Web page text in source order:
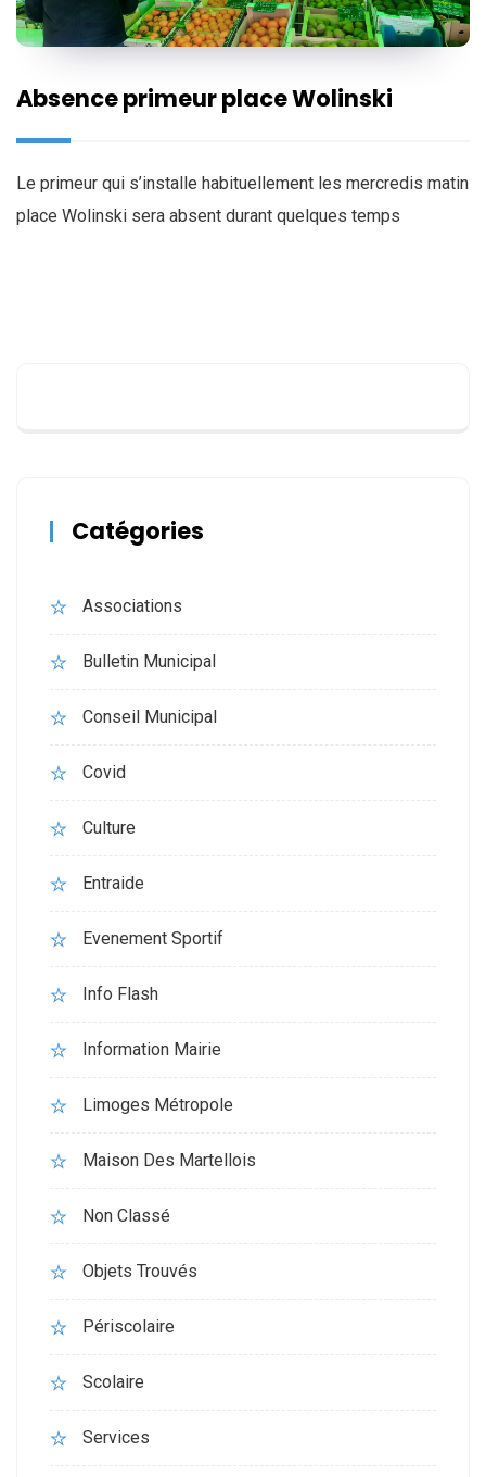
Absence primeur place Wolinski
Le primeur qui s’installe habituellement les mercredis matin
place Wolinski sera absent durant quelques temps
Catégories
Associations
Bulletin Municipal
Conseil Municipal
Covid
Culture
Entraide
Evenement Sportif
Info Flash
Information Mairie
Limoges Métropole
Maison Des Martellois
Non Classé
Objets Trouvés
Périscolaire
Scolaire
Services